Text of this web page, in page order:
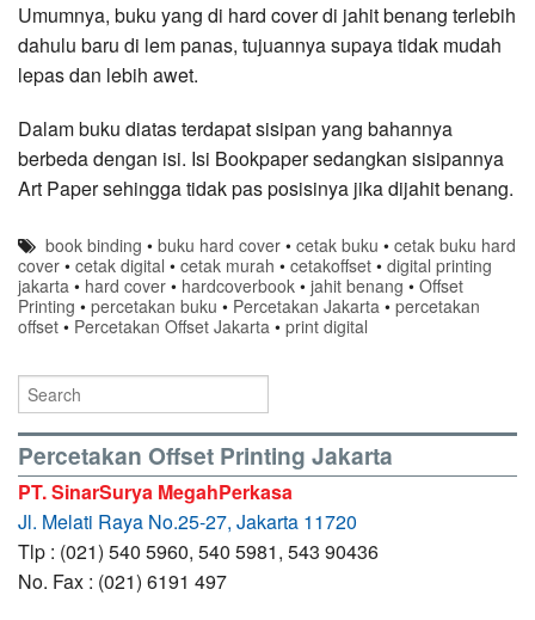
Umumnya, buku yang di hard cover di jahit benang terlebih
dahulu baru di lem panas, tujuannya supaya tidak mudah
lepas dan lebih awet.
Dalam buku diatas terdapat sisipan yang bahannya
berbeda dengan isi. Isi Bookpaper sedangkan sisipannya
Art Paper sehingga tidak pas posisinya jika dijahit benang.
book binding •buku hard cover •cetak buku •cetak buku hard
cover • cetak digital • cetak murah • cetakoffset • digital printing
jakarta • hard cover • hardcoverbook • jahit benang • Offset
Printing • percetakan buku • Percetakan Jakarta • percetakan
offset • Percetakan Offset Jakarta • print digital
Percetakan Offset Printing Jakarta
PT. SinarSurya MegahPerkasa
Jl. Melati Raya No.25-27, Jakarta 11720
Tlp : (021) 540 5960, 540 5981, 543 90436
No. Fax : (021) 6191 497